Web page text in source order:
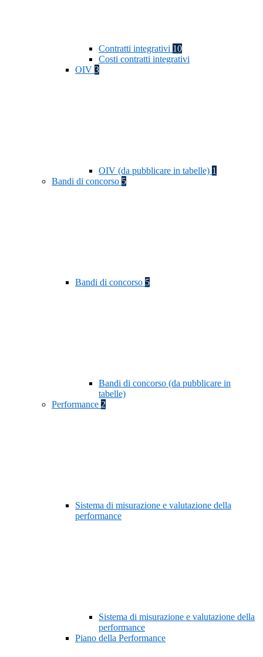
Contratti integrativi 10
Costi contratti integrativi
OIV 3
OIV (da pubblicare in tabelle) 1
Bandi di concorso 5
Bandi di concorso 5
Bandi di concorso (da pubblicare in
tabelle)
Performance 2
Sistema di misurazione e valutazione della
performance
Sistema di misurazione e valutazione della
performance
Piano della Performance